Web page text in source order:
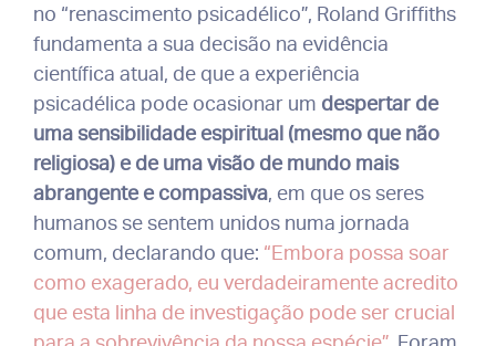
no “renascimento psicadélico”, Roland Griffiths
fundamenta a sua decisão na evidência
científica atual, de que a experiência
psicadélica pode ocasionar um despertar de
uma sensibilidade espiritual (mesmo que não
religiosa) e de uma visão de mundo mais
abrangente e compassiva, em que os seres
humanos se sentem unidos numa jornada
comum, declarando que: “Embora possa soar
como exagerado, eu verdadeiramente acredito
que esta linha de investigação pode ser crucial